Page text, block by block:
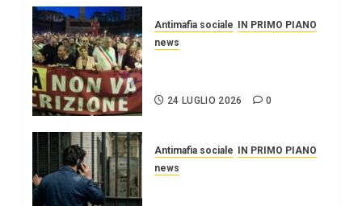
Antimafia sociale IN PRIMO PIANO
news
24 LUGLIO 2026 0
Antimafia sociale IN PRIMO PIANO
news